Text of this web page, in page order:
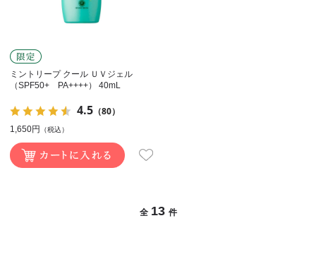
ミントリープ クール ＵＶジェル
（SPF50+ PA++++） 40mL
4.5（80）
1,650円 （税込）
全 13 件